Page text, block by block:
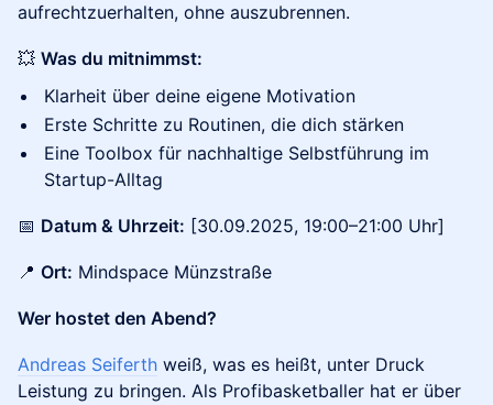
aufrechtzuerhalten, ohne auszubrennen.
💥 Was du mitnimmst:
Klarheit über deine eigene Motivation
Erste Schritte zu Routinen, die dich stärken
Eine Toolbox für nachhaltige Selbstführung im
Startup-Alltag
📅 Datum & Uhrzeit: [30.09.2025, 19:00–21:00 Uhr]
📍 Ort: Mindspace Münzstraße
Wer hostet den Abend?
Andreas Seiferth weiß, was es heißt, unter Druck
Leistung zu bringen. Als Profibasketballer hat er über